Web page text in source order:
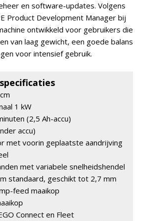
en software-updates. Volgens
Product Development Manager bij
ontwikkeld voor gebruikers die
van laag gewicht, een goede balans
voor intensief gebruik.
1 kW
(2,5 Ah-accu)
accu)
met voorin geplaatste aandrijving
met variabele snelheidshendel
standaard, geschikt tot 2,7 mm
feed maaikop
Connect en Fleet